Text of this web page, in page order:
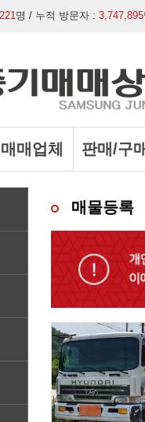
221 명 / 누적 방문자 : 3,747,895
매업체 판매/구
매물등록